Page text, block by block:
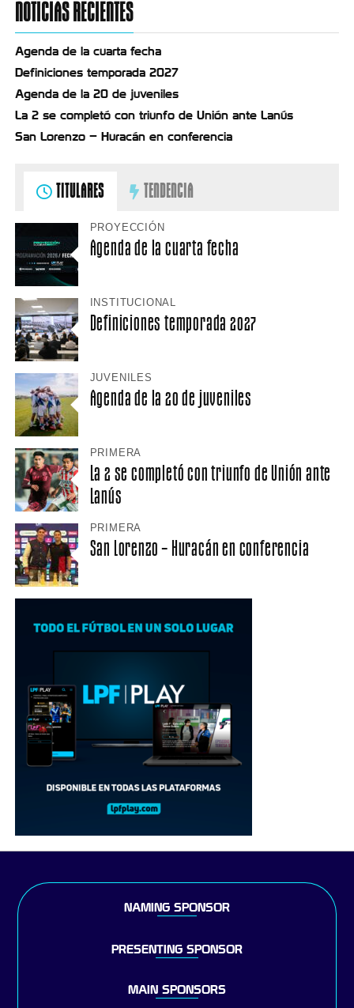
NOTICIAS RECIENTES
Agenda de la cuarta fecha
Definiciones temporada 2027
Agenda de la 20 de juveniles
La 2 se completó con triunfo de Unión ante Lanús
San Lorenzo – Huracán en conferencia
TITULARES TENDENCIA
PROYECCIÓN
Agenda de la cuarta fecha
INSTITUCIONAL
Definiciones temporada 2027
JUVENILES
Agenda de la 20 de juveniles
PRIMERA
La 2 se completó con triunfo de Unión ante
Lanús
PRIMERA
San Lorenzo – Huracán en conferencia
NAMING SPONSOR
PRESENTING SPONSOR
MAIN SPONSORS